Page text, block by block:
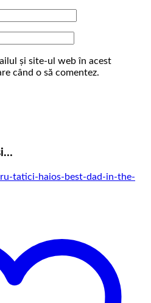
și site-ul web în acest
când o să comentez.